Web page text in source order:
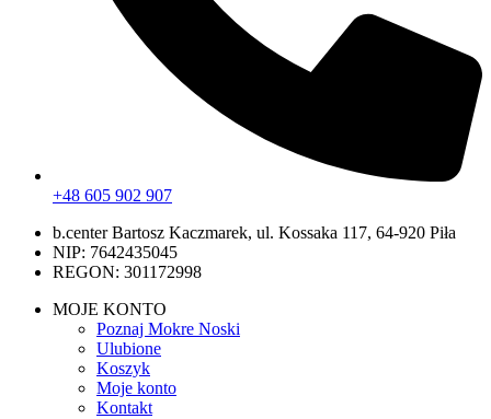
+48 605 902 907
b.center Bartosz Kaczmarek, ul. Kossaka 117, 64-920 Piła
NIP: 7642435045
REGON: 301172998
MOJE KONTO
Poznaj Mokre Noski
Ulubione
Koszyk
Moje konto
Kontakt